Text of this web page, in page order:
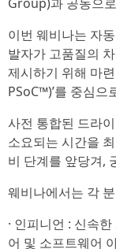
이번 웨비나는 자
발자가 고품질의
제시하기 위해 마
PSoC™)’를 중심
사전 통합된 드라
소요되는 시간을
비 단계를 앞당겨,
웨비나에서는 각
· 인피니언 : 신속
어 및 소프트웨어